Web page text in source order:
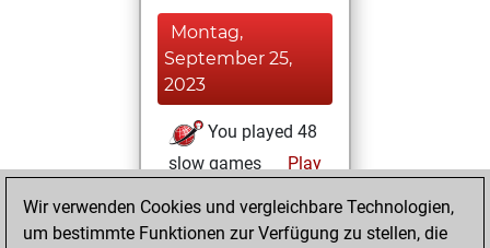
Montag,
September 25,
2023
You played 48
slow games
Play
=6 -22 in slow games
Wir verwenden Cookies und vergleichbare Technologien,
um bestimmte Funktionen zur Verfügung zu stellen, die